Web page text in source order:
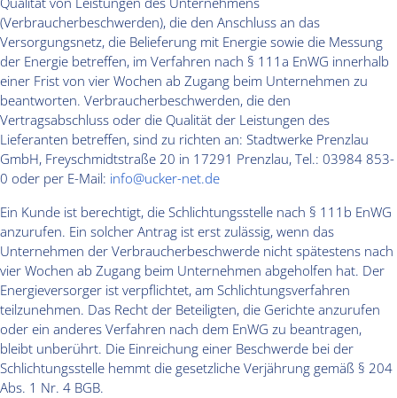
(Verbraucherbeschwerden), die den Anschluss an das
Versorgungsnetz, die Belieferung mit Energie sowie die Messung
der Energie betreffen, im Verfahren nach § 111a EnWG innerhalb
einer Frist von vier Wochen ab Zugang beim Unternehmen zu
beantworten. Verbraucherbeschwerden, die den
Vertragsabschluss oder die Qualität der Leistungen des
Lieferanten betreffen, sind zu richten an: Stadtwerke Prenzlau
GmbH, Freyschmidtstraße 20 in 17291 Prenzlau, Tel.: 03984 853-
0 oder per E-Mail: info@ucker-net.de
Ein Kunde ist berechtigt, die Schlichtungsstelle nach § 111b EnWG
anzurufen. Ein solcher Antrag ist erst zulässig, wenn das
Unternehmen der Verbraucherbeschwerde nicht spätestens nach
vier Wochen ab Zugang beim Unternehmen abgeholfen hat. Der
Energieversorger ist verpflichtet, am Schlichtungsverfahren
teilzunehmen. Das Recht der Beteiligten, die Gerichte anzurufen
oder ein anderes Verfahren nach dem EnWG zu beantragen,
bleibt unberührt. Die Einreichung einer Beschwerde bei der
Schlichtungsstelle hemmt die gesetzliche Verjährung gemäß § 204
Abs. 1 Nr. 4 BGB.